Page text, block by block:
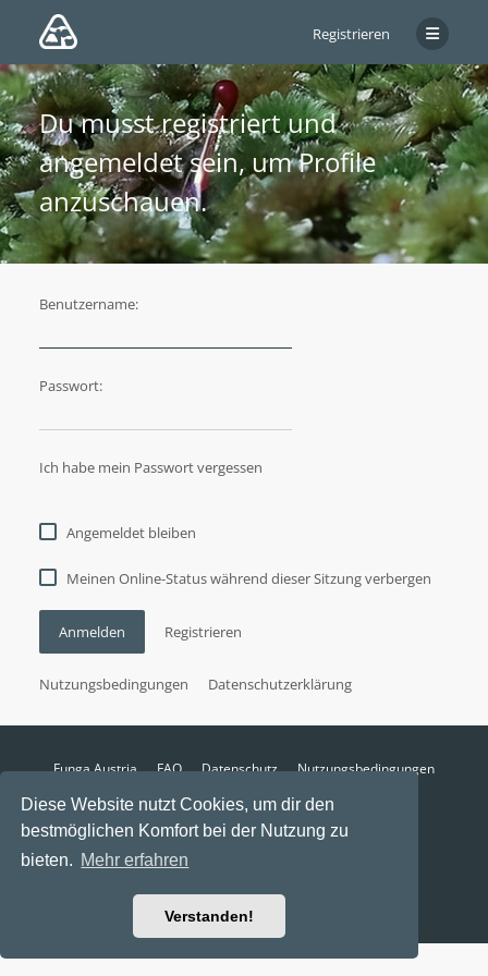
Diese Website nutzt Cookies, um dir den
bestmöglichen Komfort bei der Nutzung zu
bieten. Mehr erfahren
Verstanden!
Registrieren
Du musst registriert und
angemeldet sein, um Profile
anzuschauen.
Benutzername:
Passwort:
Ich habe mein Passwort vergessen
Angemeldet bleiben
Meinen Online-Status während dieser Sitzung verbergen
Anmelden Registrieren
Nutzungsbedingungen Datenschutzerklärung
Funga Austria FAQ Datenschutz
Nutzungsbedingungen
Alle Zeiten sindUTC+02:00
Aktuelle Zeit: 8. August 2026, 05:57
Powered byphpBB
Ravaio Theme byGramziu